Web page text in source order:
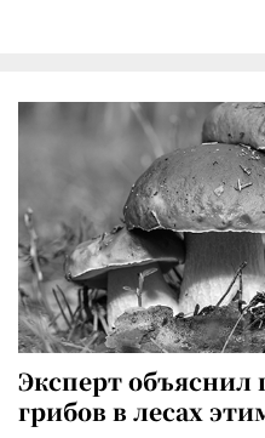
Эксперт
грибов в лесах